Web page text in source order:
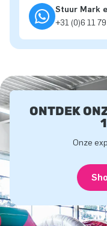
Stuur Mark
+31 (0)6 11
ONTDEK
Onze